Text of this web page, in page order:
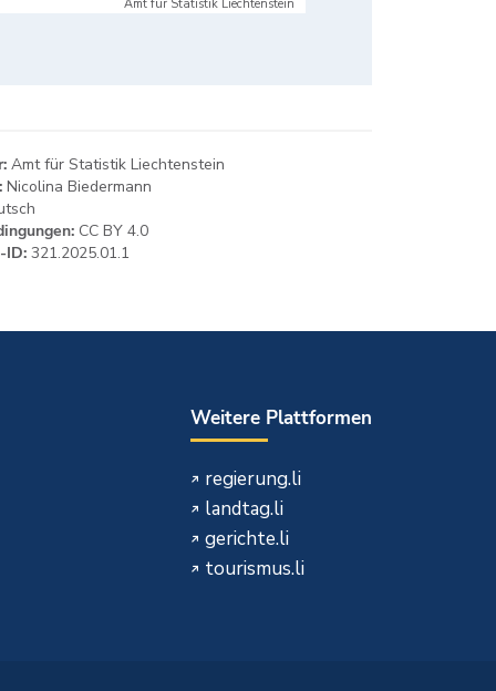
Amt für Statistik Liechtenstein
Amt für Statistik Liechtenstein
Amt für Statistik Liechtenstein
Nicolina Biedermann
CC BY 4.0
ID:321.2025.01.1
Weitere Plattformen
regierung.li
landtag.li
gerichte.li
tourismus.li